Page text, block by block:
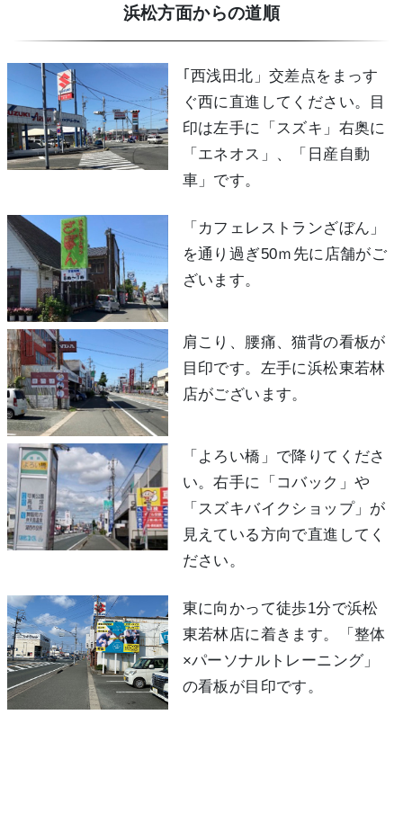
浜松方面からの道順
｢西浅田北」交差点をまっす
ぐ西に直進してください。目
印は左手に「スズキ」右奥に
「エネオス」、「日産自動
車」です。
「カフェレストランざぼん」
を通り過ぎ50ｍ先に店舗がご
ざいます。
肩こり、腰痛、猫背の看板が
目印です。左手に浜松東若林
店がございます。
「よろい橋」で降りてくださ
い。右手に「コバック」や
「スズキバイクショップ」が
見えている方向で直進してく
ださい。
東に向かって徒歩1分で浜松
東若林店に着きます。「整体
×パーソナルトレーニング」
の看板が目印です。